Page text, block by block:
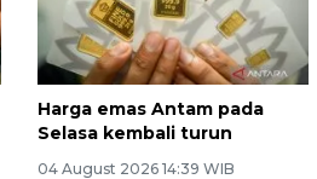
Harga emas Antam pada
Selasa kembali turun
04 August 2026 14:39 WIB